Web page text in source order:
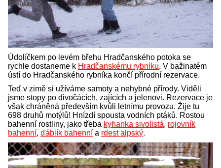
Údolíčkem po levém břehu Hradčanského potoka se
rychle dostaneme k Hradčanskému rybníku. V bažinatém
ústí do Hradčanského rybníka končí přírodní rezervace.
Teď v zimě si užíváme samoty a nehybné přírody. Viděli
jsme stopy po divočácích, zajících a jelenovi. Rezervace je
však chráněná především kvůli letnímu provozu. Žije tu
698 druhů motýlů! Hnízdí spousta vodních ptáků. Rostou
bahenní rostliny, jako třeba kyhanka sivolistá, rojovník
bahenní, ďáblík bahenní a rdest alpský.